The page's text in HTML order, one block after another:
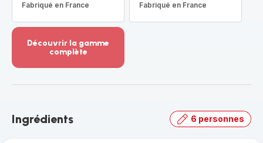
Fabriqué en France
Fabriqué en France
Découvrir la gamme
complète
-
gamme
Ingrédients 6 personnes